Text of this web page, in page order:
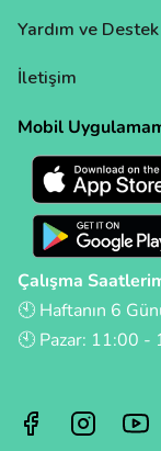
Yardım ve Destek
İletişim
Mobil
Çalışma
🕙 Haftanın 6
🕙 Pazar: 11:00 -